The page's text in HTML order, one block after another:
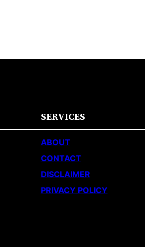
SERVICES
ABOUT
CONTACT
DISCLAIMER
PRIVACY POLICY